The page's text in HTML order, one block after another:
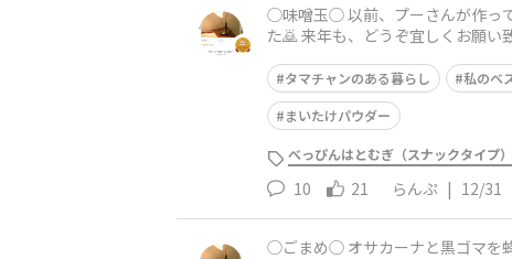
◯味噌玉◯ 以前、プーさんが作ってらした味噌玉を、まいたけパウダーで作ろうと思ってます🎶 皆さま、今年１年、大変ありがとうございまし
タマチャンのある暮らし 私のベ
まいたけパウダー
べっぴんはとむぎ（スナックタイプ）
10 21 らんぷ | 12/31
◯ごまめ◯ オサカーナと黒